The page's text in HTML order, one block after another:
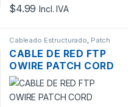
$4.99 Incl. IVA
Cableado Estructurado, Patch
CABLE DE RED FTP
OWIRE PATCH CORD
BLINDADO NEGRO
CAT5E 10MTS.